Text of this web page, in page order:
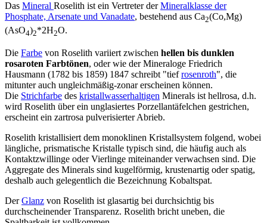
Das Mineral Roselith ist ein Vertreter derMineralklasse der
Phosphate, Arsenate und Vanadate, bestehend aus Ca2(Co,Mg)
(AsO4)2*2H2O.
Die Farbe von Roselith variiert zwischen hellen bis dunklen
rosaroten Farbtönen, oder wie der Mineraloge Friedrich
Hausmann (1782 bis 1859) 1847 schreibt "tiefrosenroth", die
mitunter auch ungleichmäßig-zonar erscheinen können.
Die Strichfarbe des kristallwasserhaltigen Minerals ist hellrosa, d.h.
wird Roselith über ein unglasiertes Porzellantäfelchen gestrichen,
erscheint ein zartrosa pulverisierter Abrieb.
Roselith kristallisiert dem monoklinen Kristallsystem folgend, wobei
längliche, prismatische Kristalle typisch sind, die häufig auch als
Kontaktzwillinge oder Vierlinge miteinander verwachsen sind. Die
Aggregate des Minerals sind kugelförmig, krustenartig oder spatig,
deshalb auch gelegentlich die Bezeichnung Kobaltspat.
DerGlanz von Roselith ist glasartig bei durchsichtig bis
durchscheinender Transparenz. Roselith bricht uneben, die